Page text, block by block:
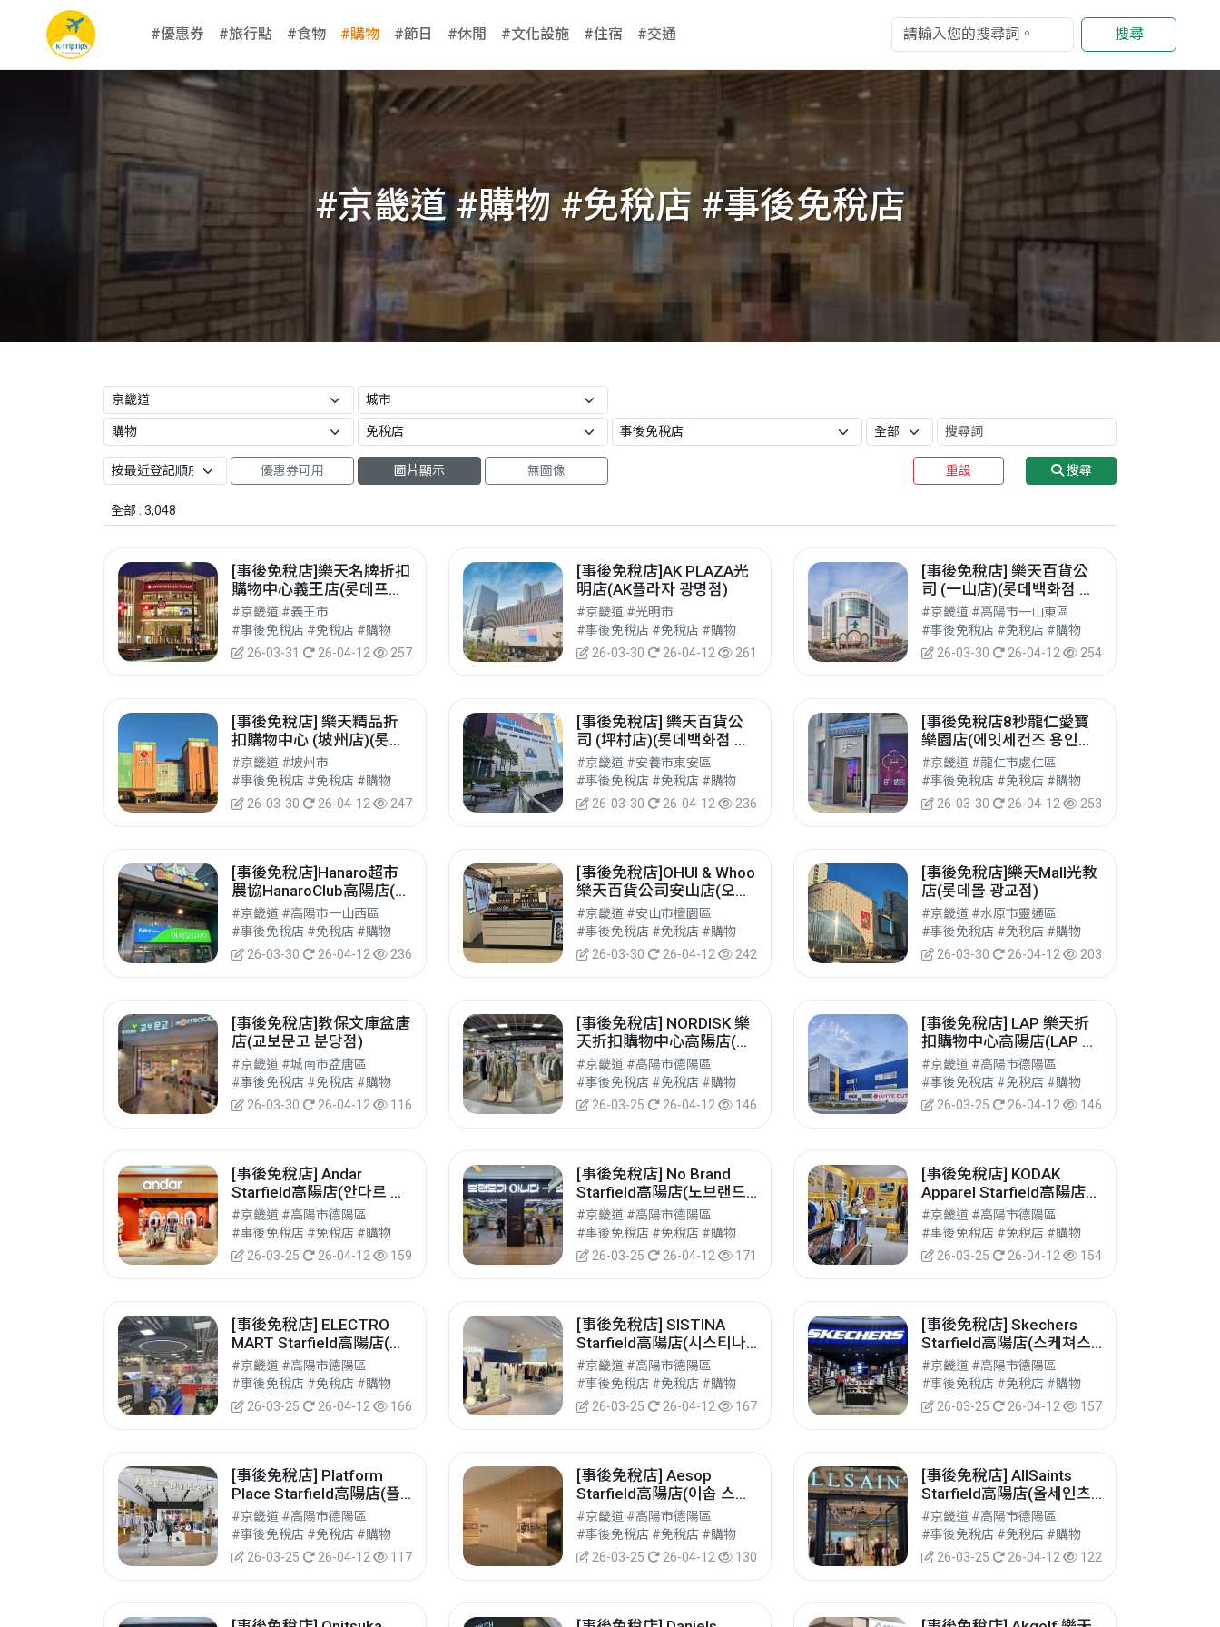
#優惠券 #旅行點 #食物 #購物 #節日 #休閒 #文化設施 #住宿 #交通 搜尋
#京畿道 #購物 #免稅店 #事後免稅店
優惠券可用 圖片顯示 無圖像 重設 搜尋
全部 : 3,048
[事後免稅店]樂天名牌折扣
購物中心義王店(롯데프리
미엄아울렛 의왕점)
#京畿道 #義王市
#事後免稅店 #免稅店 #購物
26-03-31
26-04-12 257
[事後免稅店]AK PLAZA光
明店(AK플라자 광명점)
#京畿道 #光明市
#事後免稅店 #免稅店 #購物
26-03-30
26-04-12 261
[事後免稅店] 樂天百貨公
司 (一山店)(롯데백화점 일
산점)
#京畿道 #高陽市一山東區
#事後免稅店 #免稅店 #購物
26-03-30
26-04-12 254
[事後免稅店] 樂天精品折
扣購物中心 (坡州店)(롯데
프리미엄아울렛 파주점)
#京畿道 #坡州市
#事後免稅店 #免稅店 #購物
26-03-30
26-04-12 247
[事後免稅店] 樂天百貨公
司 (坪村店)(롯데백화점 평
촌점)
#京畿道 #安養市東安區
#事後免稅店 #免稅店 #購物
26-03-30
26-04-12 236
[事後免稅店8秒龍仁愛寶
樂園店(에잇세컨즈 용인에
버랜드점)
#京畿道 #龍仁市處仁區
#事後免稅店 #免稅店 #購物
26-03-30
26-04-12 253
[事後免稅店]Hanaro超市
農協HanaroClub高陽店(하
나로마트 농협하나로클럽고
양점)
#京畿道 #高陽市一山西區
#事後免稅店 #免稅店 #購物
26-03-30
26-04-12 236
[事後免稅店]OHUI & Whoo
樂天百貨公司安山店(오휘
&후 롯데백화점 안산점)
#京畿道 #安山市檀園區
#事後免稅店 #免稅店 #購物
26-03-30
26-04-12 242
[事後免稅店]樂天Mall光教
店(롯데몰 광교점)
#京畿道 #水原市靈通區
#事後免稅店 #免稅店 #購物
26-03-30
26-04-12 203
[事後免稅店]教保文庫盆唐
店(교보문고 분당점)
#京畿道 #城南市盆唐區
#事後免稅店 #免稅店 #購物
26-03-30
26-04-12 116
[事後免稅店] NORDISK 樂
天折扣購物中心高陽店(노
르디스크 롯데아울렛 고양
점)
#京畿道 #高陽市德陽區
#事後免稅店 #免稅店 #購物
26-03-25
26-04-12 146
[事後免稅店] LAP 樂天折
扣購物中心高陽店(LAP 롯
데아울렛 고양점)
#京畿道 #高陽市德陽區
#事後免稅店 #免稅店 #購物
26-03-25
26-04-12 146
[事後免稅店] Andar
Starfield高陽店(안다르 스
타필드 고양점)
#京畿道 #高陽市德陽區
#事後免稅店 #免稅店 #購物
26-03-25
26-04-12 159
[事後免稅店] No Brand
Starfield高陽店(노브랜드
스타필드 고양점)
#京畿道 #高陽市德陽區
#事後免稅店 #免稅店 #購物
26-03-25
26-04-12 171
[事後免稅店] KODAK
Apparel Starfield高陽店
(코닥 스타필드 고양점)
#京畿道 #高陽市德陽區
#事後免稅店 #免稅店 #購物
26-03-25
26-04-12 154
[事後免稅店] ELECTRO
MART Starfield高陽店(일
렉트로마트 스타필드 고양
점)
#京畿道 #高陽市德陽區
#事後免稅店 #免稅店 #購物
26-03-25
26-04-12 166
[事後免稅店] SISTINA
Starfield高陽店(시스티나
스타필드 고양점)
#京畿道 #高陽市德陽區
#事後免稅店 #免稅店 #購物
26-03-25
26-04-12 167
[事後免稅店] Skechers
Starfield高陽店(스케쳐스
스타필드 고양점)
#京畿道 #高陽市德陽區
#事後免稅店 #免稅店 #購物
26-03-25
26-04-12 157
[事後免稅店] Platform
Place Starfield高陽店(플
랫폼플레이스 스타필드 고
양점)
#京畿道 #高陽市德陽區
#事後免稅店 #免稅店 #購物
26-03-25
26-04-12 117
[事後免稅店] Aesop
Starfield高陽店(이솝 스타
필드 고양점)
#京畿道 #高陽市德陽區
#事後免稅店 #免稅店 #購物
26-03-25
26-04-12 130
[事後免稅店] AllSaints
Starfield高陽店(올세인츠
스타필드 고양점)
#京畿道 #高陽市德陽區
#事後免稅店 #免稅店 #購物
26-03-25
26-04-12 122